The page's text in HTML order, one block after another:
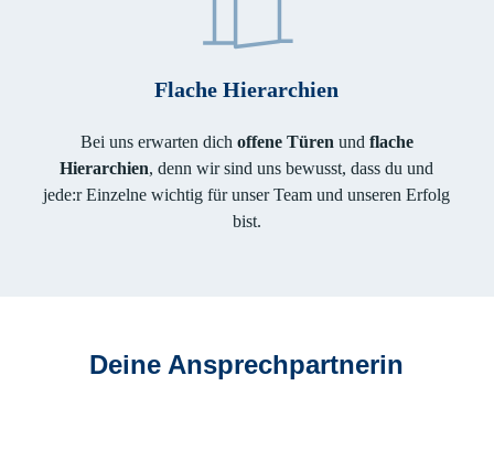
Flache Hierarchien
Bei uns erwarten dich offene Türen und flache
Hierarchien, denn wir sind uns bewusst, dass du und
jede:r Einzelne wichtig für unser Team und unseren Erfolg
bist.
Deine Ansprechpartnerin